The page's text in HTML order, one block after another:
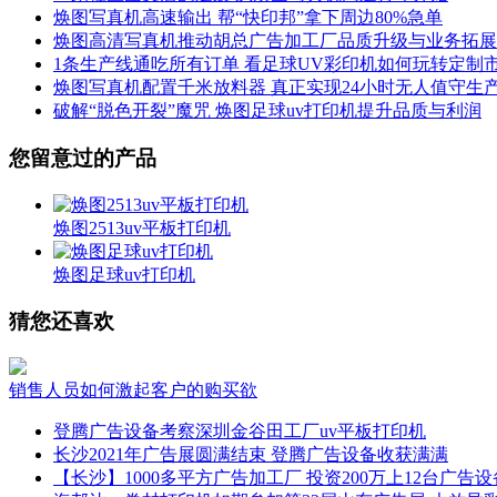
焕图写真机高速输出 帮“快印邦”拿下周边80%急单
焕图高清写真机推动胡总广告加工厂品质升级与业务拓展
1条生产线通吃所有订单 看足球UV彩印机如何玩转定制
焕图写真机配置千米放料器 真正实现24小时无人值守生
破解“脱色开裂”魔咒 焕图足球uv打印机提升品质与利润
您留意过的产品
焕图2513uv平板打印机
焕图足球uv打印机
猜您还喜欢
销售人员如何激起客户的购买欲
登腾广告设备考察深圳金谷田工厂uv平板打印机
长沙2021年广告展圆满结束 登腾广告设备收获满满
【长沙】1000多平方广告加工厂 投资200万上12台广告设